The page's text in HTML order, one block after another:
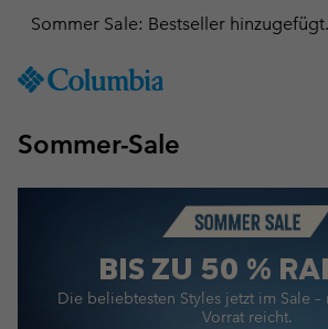
TO
SKIP
MAIN
SEARCH
Hol dir einen 10 %-
Sommer-Sale
BIS ZU 50 %
Die beliebtesten Styles jetzt im Sale –
Vorrat reicht.